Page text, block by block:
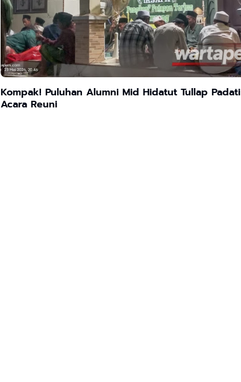
Kompak! Puluhan Alumni Mid Hidatut Tullap Padati
Acara Reuni